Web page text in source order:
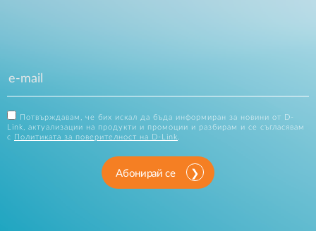
Потвърждавам, че бих искал да бъда информиран за новини от D-
Link, актуализации на продукти и промоции и разбирам и се съгласявам
с
Политиката за поверителност на D-Link
Абонирай се